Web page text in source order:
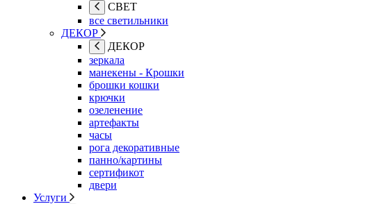
СВЕТ
все светильники
ДЕКОР
ДЕКОР
зеркала
манекены - Крошки
брошки кошки
крючки
озеленение
артефакты
часы
рога декоративные
панно/картины
сертификот
двери
Услуги